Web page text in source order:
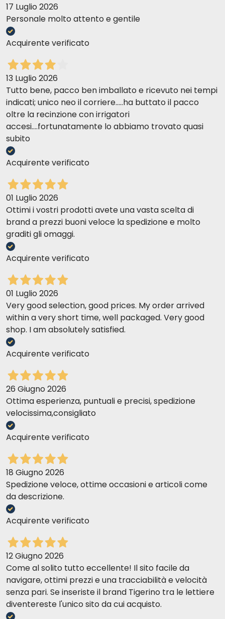
17 Luglio 2026
Personale molto attento e gentile
Acquirente verificato
13 Luglio 2026
Tutto bene, pacco ben imballato e ricevuto nei tempi
indicati; unico neo il corriere.....ha buttato il pacco
oltre la recinzione con irrigatori
accesi....fortunatamente lo abbiamo trovato quasi
subito
Acquirente verificato
01 Luglio 2026
Ottimi i vostri prodotti avete una vasta scelta di
brand a prezzi buoni veloce la spedizione e molto
graditi gli omaggi.
Acquirente verificato
01 Luglio 2026
Very good selection, good prices. My order arrived
within a very short time, well packaged. Very good
shop. I am absolutely satisfied.
Acquirente verificato
26 Giugno 2026
Ottima esperienza, puntuali e precisi, spedizione
velocissima,consigliato
Acquirente verificato
18 Giugno 2026
Spedizione veloce, ottime occasioni e articoli come
da descrizione.
Acquirente verificato
12 Giugno 2026
Come al solito tutto eccellente! Il sito facile da
navigare, ottimi prezzi e una tracciabilità e velocità
senza pari. Se inseriste il brand Tigerino tra le lettiere
diventereste l'unico sito da cui acquisto.